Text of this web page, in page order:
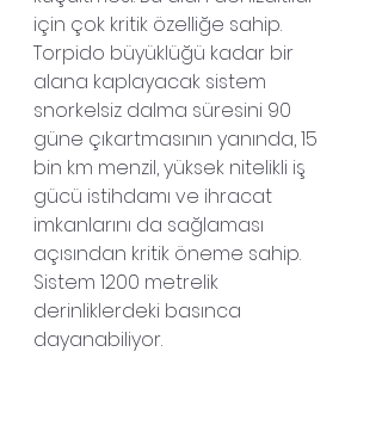
için çok kritik özelliğe sahip.
Torpido büyüklüğü kadar bir
alana kaplayacak sistem
snorkelsiz dalma süresini 90
güne çıkartmasının yanında, 15
bin km menzil, yüksek nitelikli iş
gücü istihdamı ve ihracat
imkanlarını da sağlaması
açısından kritik öneme sahip.
Sistem 1200 metrelik
derinliklerdeki basınca
dayanabiliyor.